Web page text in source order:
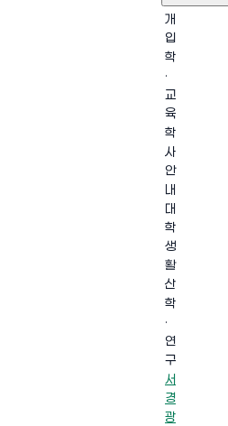
개
입
학
·
교
육
학
사
안
내
대
학
생
활
산
학
·
연
구
서
경
광